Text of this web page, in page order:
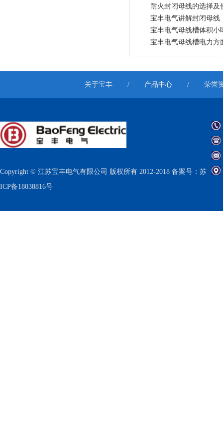
耐火封闭母线的选择及
宝丰电气讲解封闭母线
宝丰电气母线槽体积小
宝丰电气母线槽电力方
关于宝丰 / 产品中心 / 荣誉
Copyright © 江苏宝丰电气有限公司 版权所有 2012-2018 备案号： 苏
ICP备18038816号